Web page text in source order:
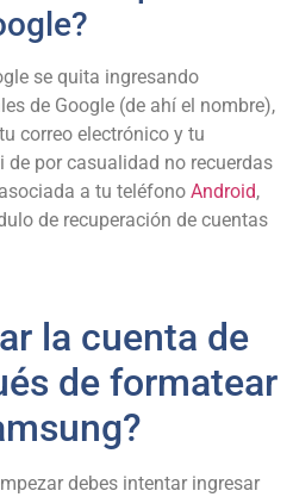
se quita ingresando
de Google (de ahí el nombre),
correo electrónico y tu
de por casualidad no recuerdas
a tu teléfono Android,
de recuperación de cuentas
la cuenta de
de formatear
debes intentar ingresar